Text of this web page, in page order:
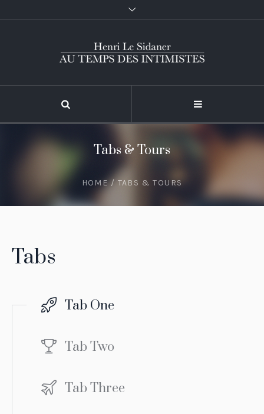
Tabs & Tours
HOME / TABS & TOURS
Tabs
Tab One
Tab Two
Tab Three